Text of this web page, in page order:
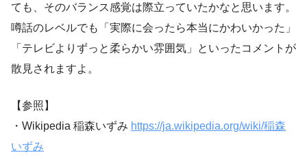
ても、そのバランス感覚は際立っていたかなと思います。
噂話のレベルでも「実際に会ったら本当にかわいかった」
「テレビよりずっと柔らかい雰囲気」といったコメントが
散見されますよ。
【参照】
・Wikipedia 稲森いずみ https://ja.wikipedia.org/wiki/稲森
いずみ